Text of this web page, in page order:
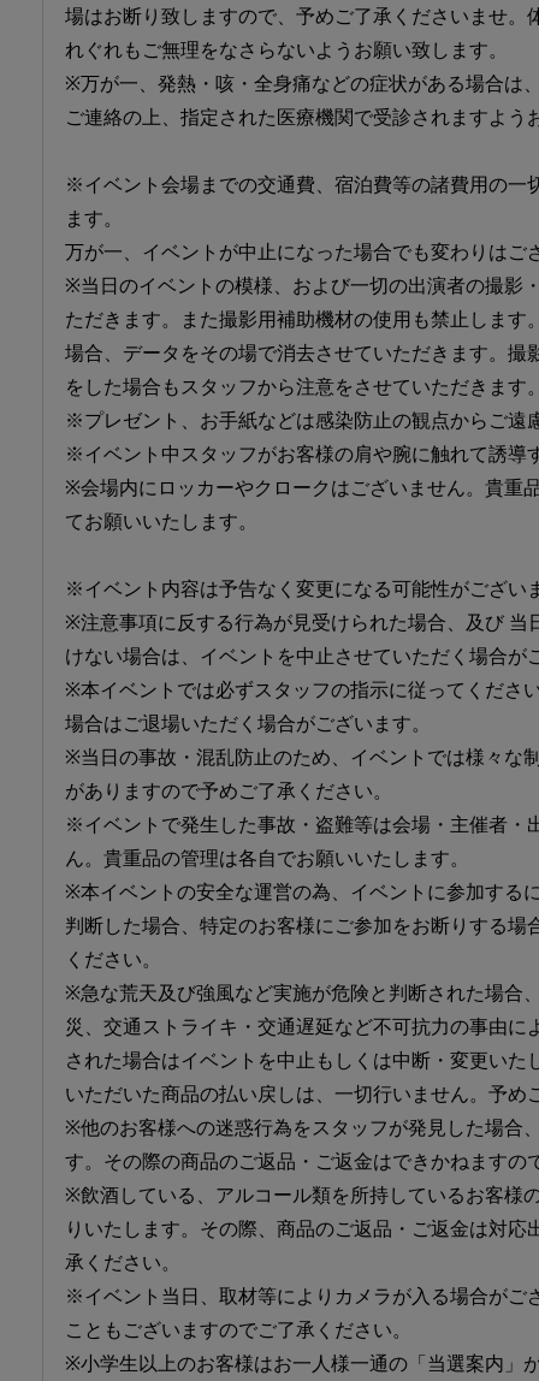
場はお断り致しますので、予めご了承くださいませ。
れぐれもご無理をなさらないようお願い致します。
※万が一、発熱・咳・全身痛などの症状がある場合は
ご連絡の上、指定された医療機関で受診されますよう
※イベント会場までの交通費、宿泊費等の諸費用の一
ます。
万が一、イベントが中止になった場合でも変わりはご
※当日のイベントの模様、および一切の出演者の撮影
ただきます。また撮影用補助機材の使用も禁止します
場合、データをその場で消去させていただきます。撮
をした場合もスタッフから注意をさせていただきます
※プレゼント、お手紙などは感染防止の観点からご遠
※イベント中スタッフがお客様の肩や腕に触れて誘導
※会場内にロッカーやクロークはございません。貴重
てお願いいたします。
※イベント内容は予告なく変更になる可能性がござい
※注意事項に反する行為が見受けられた場合、及び 当
けない場合は、イベントを中止させていただく場合が
※本イベントでは必ずスタッフの指示に従ってくださ
場合はご退場いただく場合がございます。
※当日の事故・混乱防止のため、イベントでは様々な
がありますので予めご了承ください。
※イベントで発生した事故・盗難等は会場・主催者・
ん。貴重品の管理は各自でお願いいたします。
※本イベントの安全な運営の為、イベントに参加する
判断した場合、特定のお客様にご参加をお断りする場
ください。
※急な荒天及び強風など実施が危険と判断された場合
災、交通ストライキ・交通遅延など不可抗力の事由に
された場合はイベントを中止もしくは中断・変更いた
いただいた商品の払い戻しは、一切行いません。予め
※他のお客様への迷惑行為をスタッフが発見した場合
す。その際の商品のご返品・ご返金はできかねますの
※飲酒している、アルコール類を所持しているお客様
りいたします。その際、商品のご返品・ご返金は対応
承ください。
※イベント当日、取材等によりカメラが入る場合がご
こともございますのでご了承ください。
※小学生以上のお客様はお一人様一通の「当選案内」